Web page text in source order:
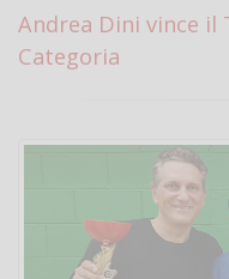
Andrea Dini vince il
Categoria